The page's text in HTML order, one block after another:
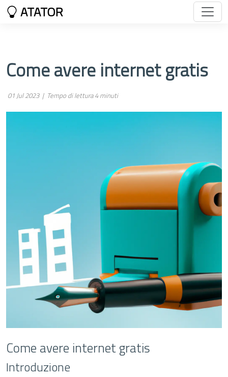
ATATOR
Come avere internet gratis
01 Jul 2023 | Tempo di lettura 4 minuti
Come avere internet gratis
Introduzione